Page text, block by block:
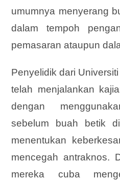
umumnya menyerang
dalam tempoh
pemasaran ataupun
Penyelidik dari
telah menjalankan
dengan
sebelum buah betik
menentukan
mencegah antraknos.
mereka cuba